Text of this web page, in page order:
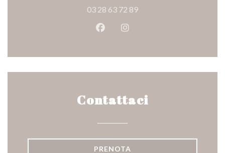
03 28 63 72 89
Facebook ((apre una nuova
Instagram ((apre una
Contattaci
PRENOTA